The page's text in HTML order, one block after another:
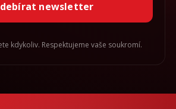
newsletter
kdykoliv. Respektujeme vaše soukromí.